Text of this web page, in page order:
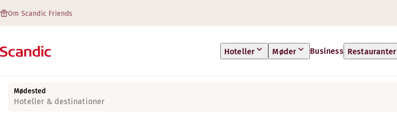
Om Scandic Friends
Hoteller Møder Business Restauranter
Mødested
Hoteller & destinationer